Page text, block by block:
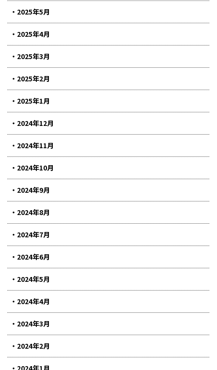
2025年5月
2025年4月
2025年3月
2025年2月
2025年1月
2024年12月
2024年11月
2024年10月
2024年9月
2024年8月
2024年7月
2024年6月
2024年5月
2024年4月
2024年3月
2024年2月